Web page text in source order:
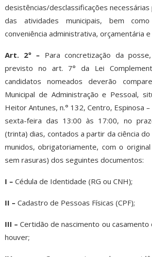
desistências/desclassificações
das atividades municipais, bem
conveniência administrativa, orçamentária e
Art. 2° – Para concretização da
previsto no art. 7° da Lei
candidatos nomeados deverão
Municipal de Administração e Pessoal,
Heitor Antunes, n.° 132, Centro, Espinosa
sexta-feira das 13:00 às 17:00, no
(trinta) dias, contados a partir da ciência
munidos, obrigatoriamente, com o
sem rasuras) dos seguintes documentos:
I – Cédula de Identidade (RG ou CNH);
II – Cadastro de Pessoas Físicas (CPF);
III – Certidão de nascimento ou casamento
houver;